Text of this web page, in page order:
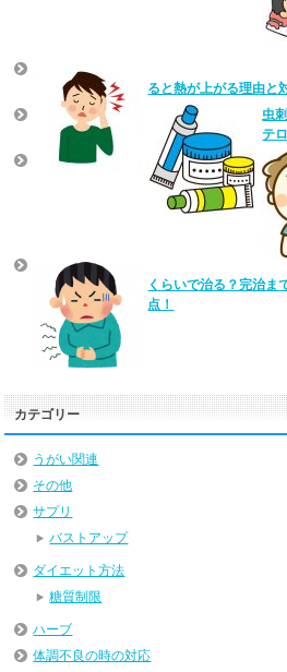
ると熱が上がる理由と
虫
テ
くらいで治る？完治ま
点！
カテゴリー
うがい関連
その他
サプリ
バストアップ
ダイエット方法
糖質制限
ハーブ
体調不良の時の対応